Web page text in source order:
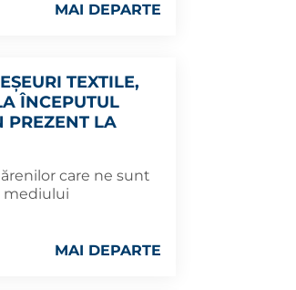
MAI DEPARTE
TEXTILE,
ÎNCEPUTUL
PREZENT LA
care ne sunt
mediului
MAI DEPARTE